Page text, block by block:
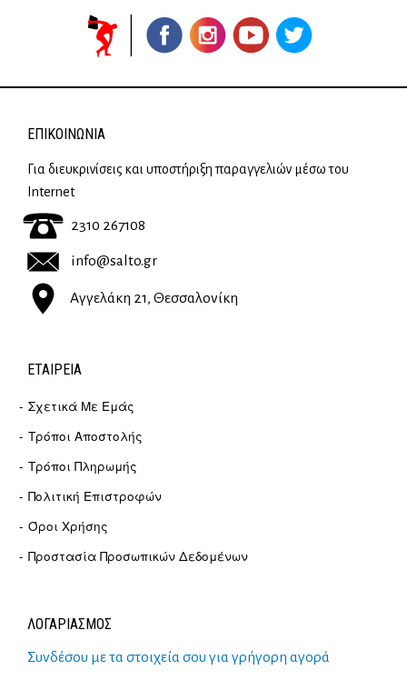
ΕΠΙΚΟΙΝΩΝΊΑ
Για διευκρινίσεις και υποστήριξη παραγγελιών μέσω του
Internet
2310 267108
info@salto.gr
Αγγελάκη 21, Θεσσαλονίκη
ΕΤΑΙΡΕΊΑ
Σχετικά Με Εμάς
Τρόποι Αποστολής
Τρόποι Πληρωμής
Πολιτική Επιστροφών
Όροι Χρήσης
Προστασία Προσωπικών Δεδομένων
ΛΟΓΑΡΙΑΣΜΟΣ
Συνδέσου με τα στοιχεία σου για γρήγορη αγορά